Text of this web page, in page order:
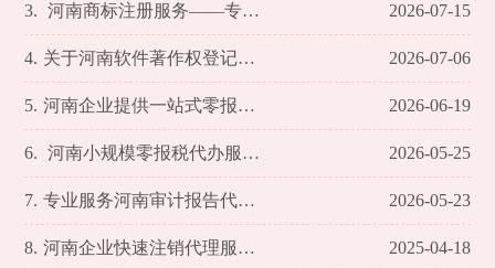
3. 河南商标注册服务——专业高效，助力您的品牌腾飞 2026-07-15
4. 关于河南软件著作权登记代办的全方位解析 2026-07-06
5. 河南企业提供一站式零报税服务 2026-06-19
6. 河南小规模零报税代办服务全面解析 2026-05-25
7. 专业服务河南审计报告代办理 轻松应对审计难题 2026-05-23
8. 河南企业快速注销代理服务平台 2025-04-18